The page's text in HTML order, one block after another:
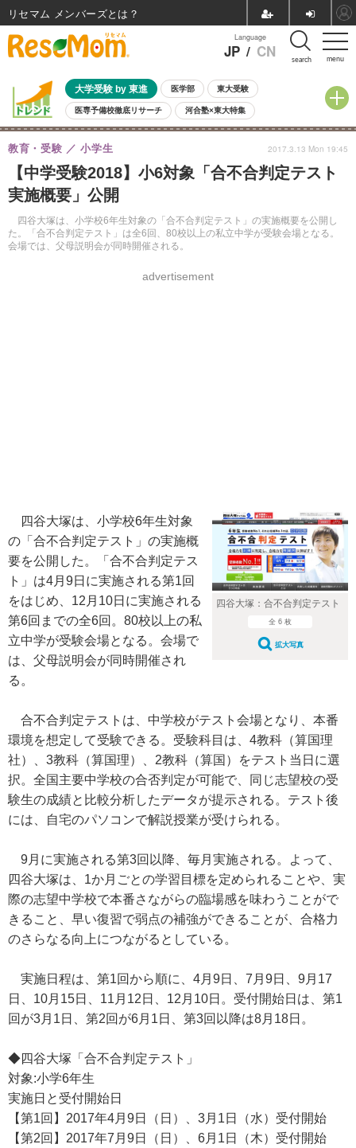
menu
Language
JP / CN search
大学受験 by 東進 医学部 東大受験
医専予備校徹底リサーチ 河合塾×東大特集
親子で考える大学選び 高校受験 中学受験 小学校受験
共通テスト 夏休み
8月開催イベント・WS 全国公立高校 過去問 人気記事
自由研究教材（小学生向け）
【中学受験2018】小6対象「合不合判定テスト
実施概要」公開
四谷大塚は、小学校6年生対象の「合不合判定テスト」の実施概要を公開し
た。「合不合判定テスト」は全6回、80校以上の私立中学が受験会場となる。
会場では、父母説明会が同時開催される。
教育・受験 小学生
advertisement
2017.3.13 Mon 19:45
四谷大塚：合不合判定テスト
全 6 枚
拡大写真
四谷大塚は、小学校6年生対象
の「合不合判定テスト」の実施概
要を公開した。「合不合判定テス
ト」は4月9日に実施される第1回
をはじめ、12月10日に実施される
第6回までの全6回。80校以上の私
立中学が受験会場となる。会場で
は、父母説明会が同時開催され
る。
合不合判定テストは、中学校がテスト会場となり、本番
環境を想定して受験できる。受験科目は、4教科（算国理
社）、3教科（算国理）、2教科（算国）をテスト当日に選
択。全国主要中学校の合否判定が可能で、同じ志望校の受
験生の成績と比較分析したデータが提示される。テスト後
には、自宅のパソコンで解説授業が受けられる。
9月に実施される第3回以降、毎月実施される。よって、
四谷大塚は、1か月ごとの学習目標を定められることや、実
際の志望中学校で本番さながらの臨場感を味わうことがで
きること、早い復習で弱点の補強ができることが、合格力
のさらなる向上につながるとしている。
実施日程は、第1回から順に、4月9日、7月9日、9月17
日、10月15日、11月12日、12月10日。受付開始日は、第1
回が3月1日、第2回が6月1日、第3回以降は8月18日。
◆四谷大塚「合不合判定テスト」
対象:小学6年生
実施日と受付開始日
【第1回】2017年4月9日（日）、3月1日（水）受付開始
【第2回】2017年7月9日（日）、6月1日（木）受付開始
リセマム メンバーズ